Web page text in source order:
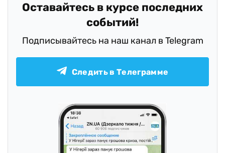
Оставайтесь в курсе последних
событий!
Подписывайтесь на наш канал в Telegram
Следить в Телеграмме